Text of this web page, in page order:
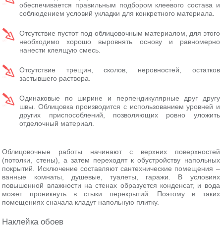
обеспечивается правильным подбором клеевого состава и
соблюдением условий укладки для конкретного материала.
Отсутствие пустот под облицовочным материалом, для этого
необходимо хорошо выровнять основу и равномерно
нанести клеящую смесь.
Отсутствие трещин, сколов, неровностей, остатков
застывшего раствора.
Одинаковые по ширине и перпендикулярные друг другу
швы. Облицовка производится с использованием уровней и
других приспособлений, позволяющих ровно уложить
отделочный материал.
Облицовочные работы начинают с верхних поверхностей
(потолки, стены), а затем переходят к обустройству напольных
покрытий. Исключение составляют сантехнические помещения –
ванные комнаты, душевые, туалеты, гаражи. В условиях
повышенной влажности на стенах образуется конденсат, и вода
может проникнуть в стыки перекрытий. Поэтому в таких
помещениях сначала кладут напольную плитку.
Наклейка обоев